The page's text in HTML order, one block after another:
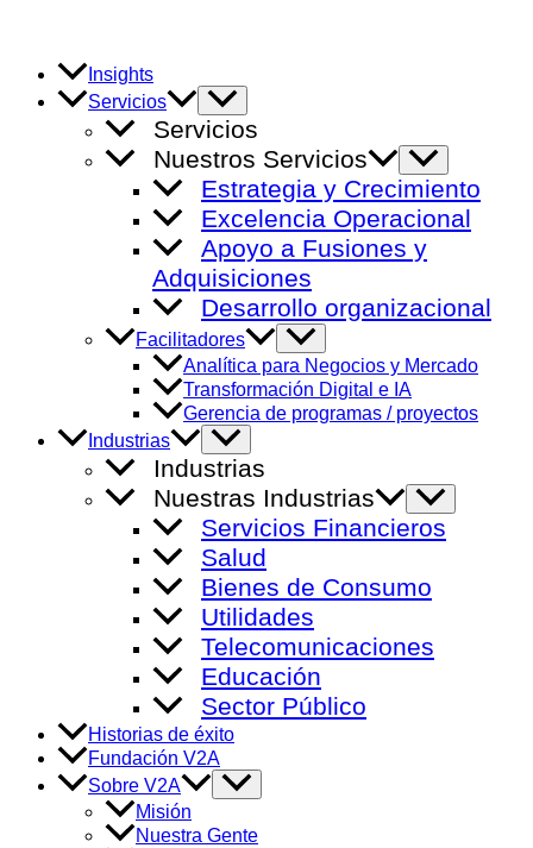
contenido
Insights
Servicios
Alternar
menú
Servicios
Nuestros Servicios
Alternar
menú
Estrategia y Crecimiento
Excelencia Operacional
Apoyo a Fusiones y
Adquisiciones
Desarrollo organizacional
Facilitadores
Alternar
menú
Analítica para Negocios y Mercado
Transformación Digital e IA
Gerencia de programas / proyectos
Industrias
Alternar
menú
Industrias
Nuestras Industrias
Alternar
menú
Servicios Financieros
Salud
Bienes de Consumo
Utilidades
Telecomunicaciones
Educación
Sector Público
Historias de éxito
Fundación V2A
Sobre V2A
Alternar
menú
Misión
Nuestra Gente